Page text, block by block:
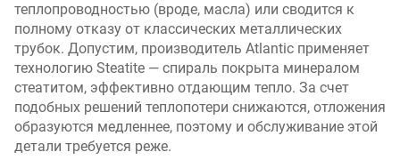
теплопроводностью (вроде, масла) или сводится к
полному отказу от классических металлических
трубок. Допустим, производитель Atlantic применяет
технологию Steatite — спираль покрыта минералом
стеатитом, эффективно отдающим тепло. За счет
подобных решений теплопотери снижаются, отложения
образуются медленнее, поэтому и обслуживание этой
детали требуется реже.